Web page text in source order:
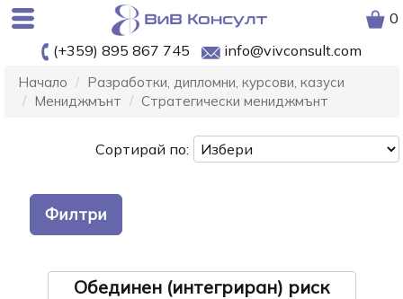
0
(+359) 895 867 745
info@vivconsult.com
Начало
Разработки, дипломни, курсови, казуси
Мениджмънт
Стратегически мениджмънт
Сортирай по:
Филтри
Обединен (интегриран) риск